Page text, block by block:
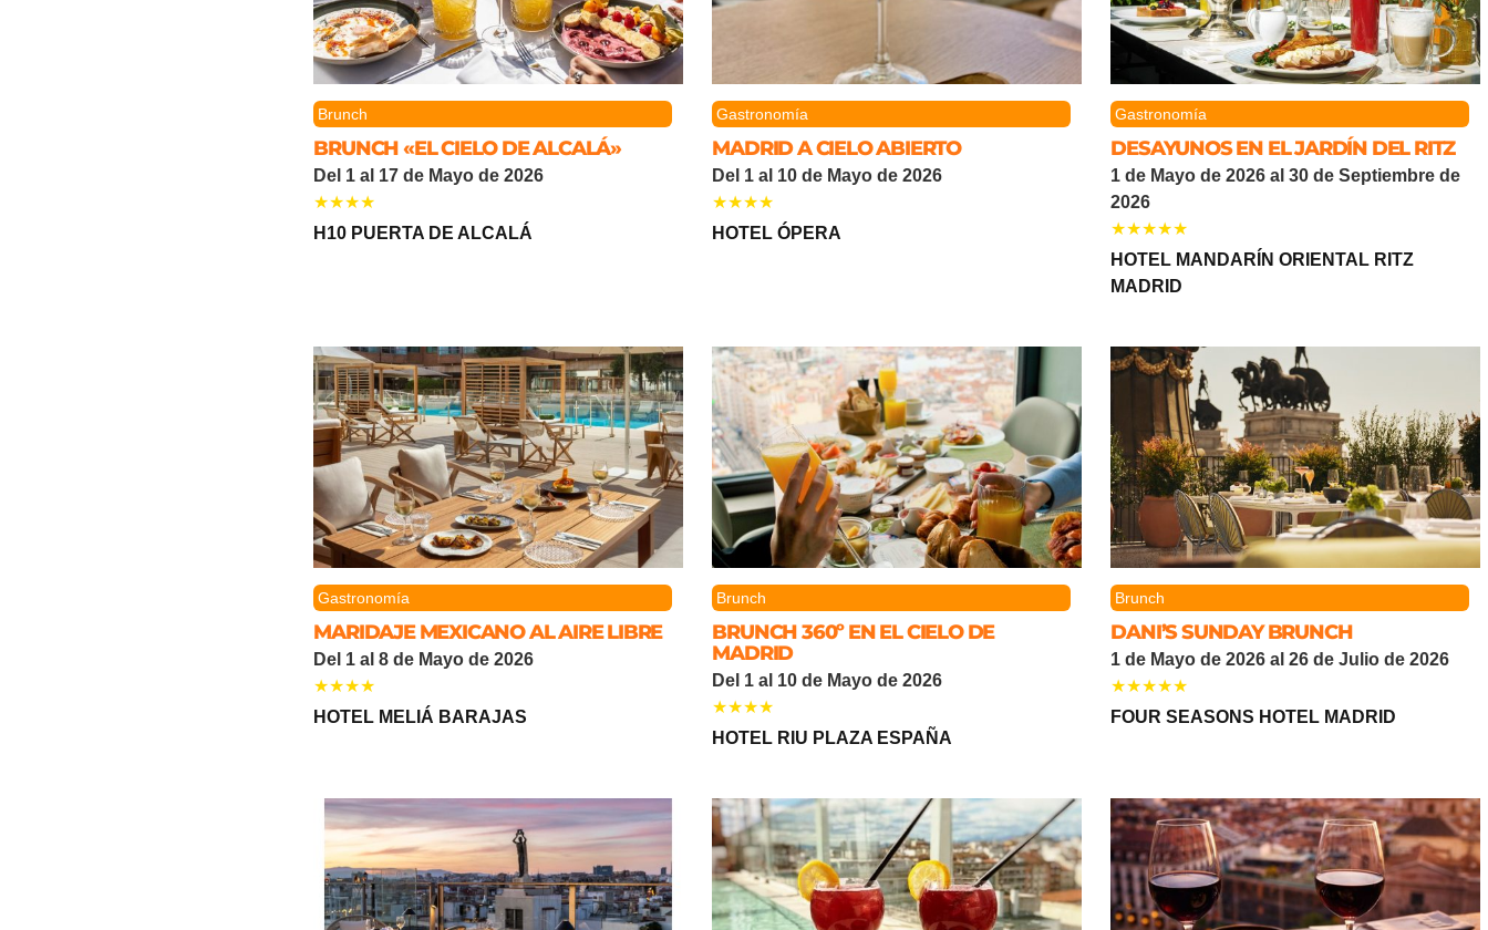
Brunch
BRUNCH «EL CIELO DE ALCALÁ»
Del 1 al 17 de Mayo de 2026
H10 PUERTA DE ALCALÁ
Gastronomía
MADRID A CIELO ABIERTO
Del 1 al 10 de Mayo de 2026
HOTEL ÓPERA
Gastronomía
DESAYUNOS EN EL JARDÍN DEL RITZ
1 de Mayo de 2026 al 30 de Septiembre de
2026
HOTEL MANDARÍN ORIENTAL RITZ
MADRID
Gastronomía
MARIDAJE MEXICANO AL AIRE LIBRE
Del 1 al 8 de Mayo de 2026
HOTEL MELIÁ BARAJAS
Brunch
BRUNCH 360º EN EL CIELO DE
MADRID
Del 1 al 10 de Mayo de 2026
HOTEL RIU PLAZA ESPAÑA
Brunch
DANI’S SUNDAY BRUNCH
1 de Mayo de 2026 al 26 de Julio de 2026
FOUR SEASONS HOTEL MADRID